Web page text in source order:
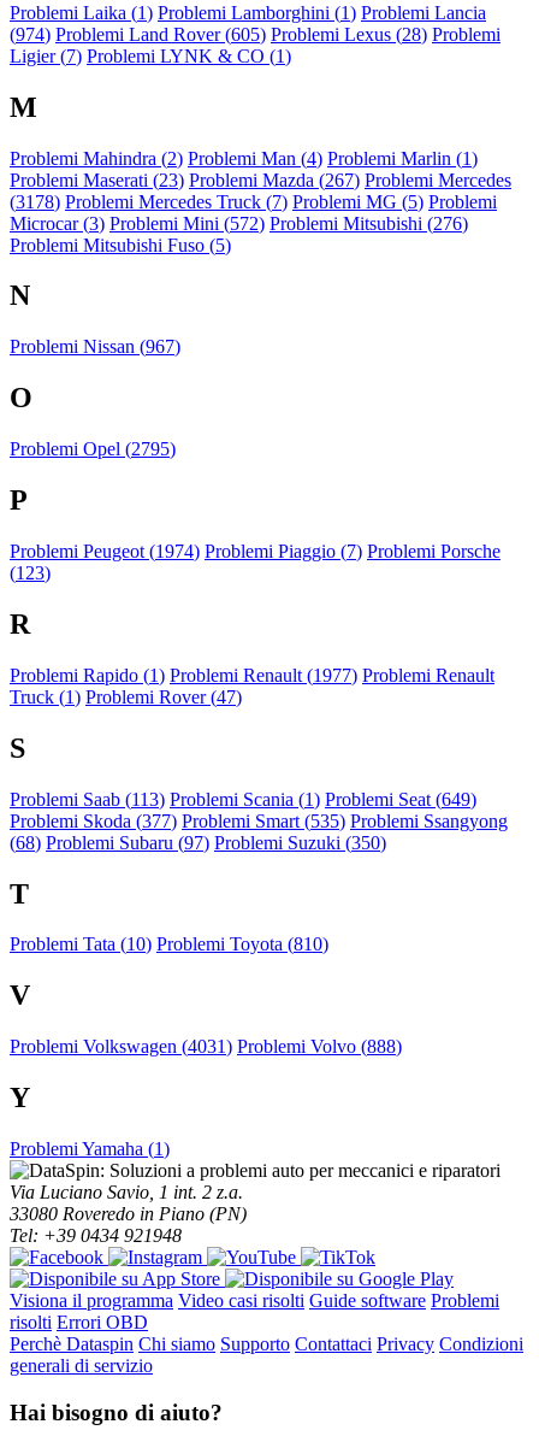
Problemi Laika (1) Problemi Lamborghini (1) Problemi Lancia
(974) Problemi Land Rover (605) Problemi Lexus (28) Problemi
Ligier (7) Problemi LYNK & CO (1)
M
Problemi Mahindra (2) Problemi Man (4) Problemi Marlin (1)
Problemi Maserati (23) Problemi Mazda (267) Problemi Mercedes
(3178) Problemi Mercedes Truck (7) Problemi MG (5) Problemi
Microcar (3) Problemi Mini (572) Problemi Mitsubishi (276)
Problemi Mitsubishi Fuso (5)
N
Problemi Nissan (967)
O
Problemi Opel (2795)
P
Problemi Peugeot (1974) Problemi Piaggio (7) Problemi Porsche
(123)
R
Problemi Rapido (1) Problemi Renault (1977) Problemi Renault
Truck (1) Problemi Rover (47)
S
Problemi Saab (113) Problemi Scania (1) Problemi Seat (649)
Problemi Skoda (377) Problemi Smart (535) Problemi Ssangyong
(68) Problemi Subaru (97) Problemi Suzuki (350)
T
Problemi Tata (10) Problemi Toyota (810)
V
Problemi Volkswagen (4031) Problemi Volvo (888)
Y
Problemi Yamaha (1)
Via Luciano Savio, 1 int. 2 z.a.
33080 Roveredo in Piano (PN)
Tel: +39 0434 921948
Visiona il programma Video casi risolti Guide software Problemi
risolti Errori OBD
Perchè Dataspin Chi siamo Supporto Contattaci Privacy Condizioni
generali di servizio
Hai bisogno di aiuto?